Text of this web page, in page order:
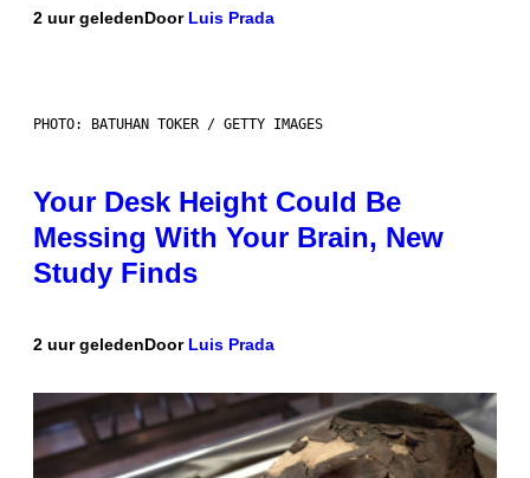
2 uur geledenDoor Luis Prada
PHOTO: BATUHAN TOKER / GETTY IMAGES
Your Desk Height Could Be
Messing With Your Brain, New
Study Finds
2 uur geledenDoor Luis Prada